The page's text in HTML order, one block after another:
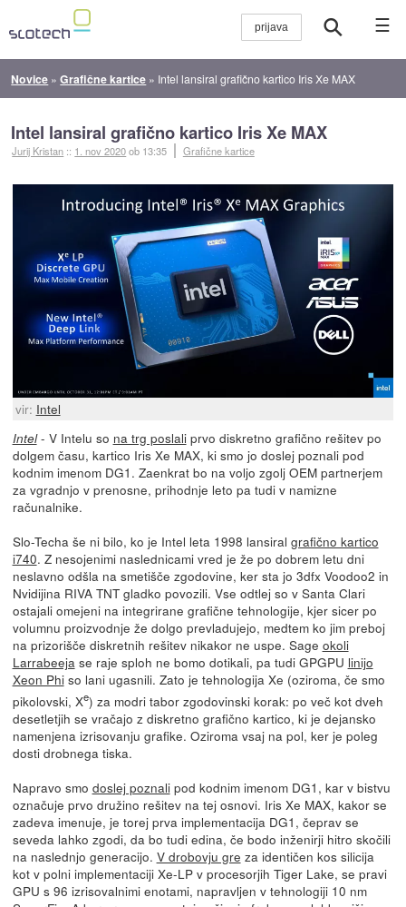
☰
Novice »Grafične kartice » Intel lansiral grafično kartico Iris Xe MAX
Intel lansiral grafično kartico Iris Xe MAX
Jurij Kristan :: 1. nov 2020ob 13:35 Grafične kartice
vir: Intel
Intel- V Intelu so na trg poslaliprvo diskretno grafično rešitev po
dolgem času, kartico Iris Xe MAX, ki smo jo doslej poznali pod
kodnim imenom DG1. Zaenkrat bo na voljo zgolj OEM partnerjem
za vgradnjo v prenosne, prihodnje leto pa tudi v namizne
računalnike.
Slo-Techa še ni bilo, ko je Intel leta 1998 lansiral grafično kartico
i740. Z nesojenimi naslednicami vred je že po dobrem letu dni
neslavno odšla na smetišče zgodovine, ker sta jo 3dfx Voodoo2 in
Nvidijina RIVA TNT gladko povozili. Vse odtlej so v Santa Clari
ostajali omejeni na integrirane grafične tehnologije, kjer sicer po
volumnu proizvodnje že dolgo prevladujejo, medtem ko jim preboj
na prizorišče diskretnih rešitev nikakor ne uspe. Sage okoli
Larrabeejase raje sploh ne bomo dotikali, pa tudi GPGPU linijo
Xeon Phiso lani ugasnili. Zato je tehnologija Xe (oziroma, če smo
pikolovski, Xe) za modri tabor zgodovinski korak: po več kot dveh
desetletjih se vračajo z diskretno grafično kartico, ki je dejansko
namenjena izrisovanju grafike. Oziroma vsaj na pol, ker je poleg
dosti drobnega tiska.
Napravo smo doslej poznalipod kodnim imenom DG1, kar v bistvu
označuje prvo družino rešitev na tej osnovi. Iris Xe MAX, kakor se
zadeva imenuje, je torej prva implementacija DG1, čeprav se
seveda lahko zgodi, da bo tudi edina, če bodo inženirji hitro skočili
na naslednjo generacijo. V drobovju gre za identičen kos silicija
kot v polni implementaciji Xe-LP v procesorjih Tiger Lake, se pravi
GPU s 96 izrisovalnimi enotami, napravljen v tehnologiji 10 nm